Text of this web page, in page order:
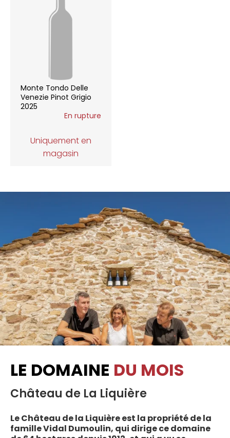
Monte Tondo Delle
Venezie Pinot Grigio
2025
En rupture
Uniquement en
magasin
LE DOMAINE DU MOIS
Château de La Liquière
Le Château de la Liquière est la propriété de la
famille Vidal Dumoulin, qui dirige ce domaine